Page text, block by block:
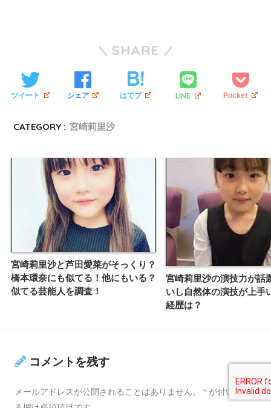
SHARE
ツイート シェア はてブ LINE Pocket
CATEGORY : 宮崎莉里沙
宮崎莉里沙と芦田愛菜がそっくり？
橋本環奈にも似てる！他にもいる？
似てる芸能人を調査！
宮崎莉里沙の演技力が話
いし自然体の演技が上手
経歴は？
コメントを残す
メールアドレスが公開されることはありません。 * が付いてい